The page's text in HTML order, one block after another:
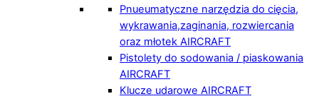
Pnueumatyczne narzędzia do cięcia,
wykrawania,zaginania, rozwiercania
oraz młotek AIRCRAFT
Pistolety do sodowania / piaskowania
AIRCRAFT
Klucze udarowe AIRCRAFT